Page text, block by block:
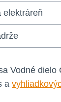
elektráreň
Vodné
a